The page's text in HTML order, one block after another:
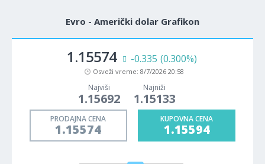
Evro - Američki dolar Grafikon
1.15574 -0.335 (0.300%)
Osveži vreme: 8/7/2026 20:58
Najviši
1.15692
Najniži
1.15133
PRODAJNA CENA
1.15574
KUPOVNA CENA
1.15594